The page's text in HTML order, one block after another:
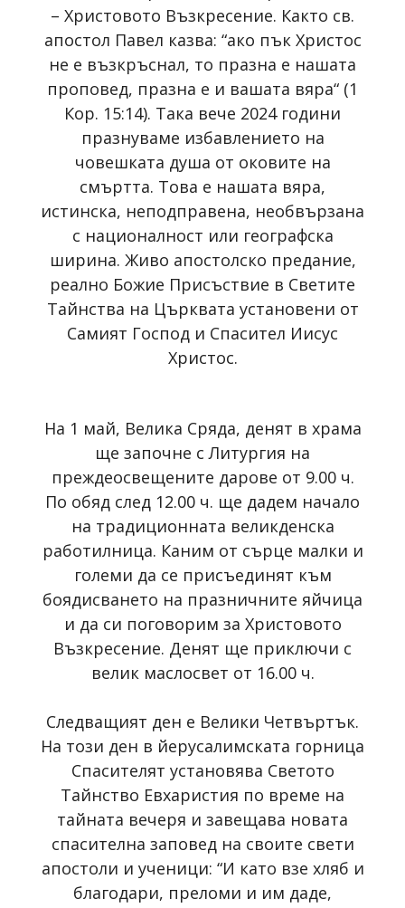
– Христовото Възкресение. Както св.
апостол Павел казва: “ако пък Христос
не е възкръснал, то празна е нашата
проповед, празна е и вашата вяра“ (1
Кор. 15:14). Така вече 2024 години
празнуваме избавлението на
човешката душа от оковите на
смъртта. Това е нашата вяра,
истинска, неподправена, необвързана
с националност или географска
ширина. Живо апостолско предание,
реално Божие Присъствие в Светите
Тайнства на Църквата установени от
Самият Господ и Спасител Иисус
Христос.
На 1 май, Велика Сряда, денят в храма
ще започне с Литургия на
преждеосвещените дарове от 9.00 ч.
По обяд след 12.00 ч. ще дадем начало
на традиционната великденска
работилница. Каним от сърце малки и
големи да се присъединят към
боядисването на празничните яйчица
и да си поговорим за Христовото
Възкресение. Денят ще приключи с
велик маслосвет от 16.00 ч.
Следващият ден е Велики Четвъртък.
На този ден в йерусалимската горница
Спасителят установява Светото
Тайнство Евхаристия по време на
тайната вечеря и завещава новата
спасителна заповед на своите свети
апостоли и ученици: “И като взе хляб и
благодари, преломи и им даде,